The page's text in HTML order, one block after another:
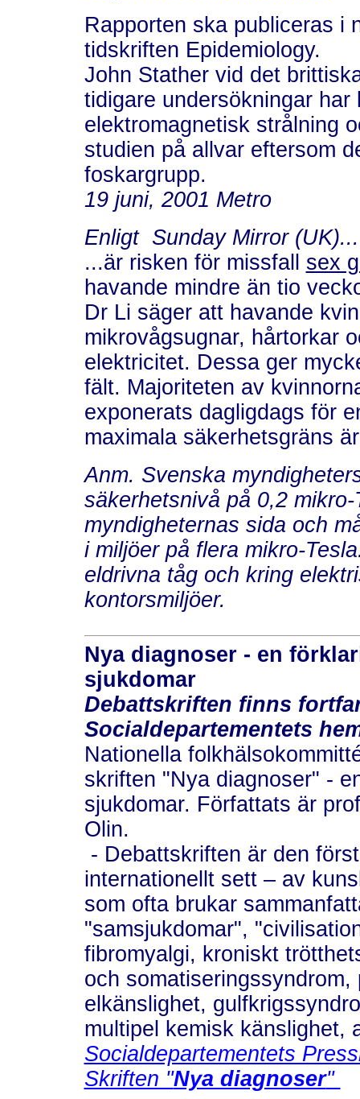
Rapporten ska publiceras i
tidskriften Epidemiology.
John Stather vid det
tidigare undersökningar
elektromagnetisk strålning
studien på allvar eftersom
foskargrupp.
19 juni, 2001 Metro
Enligt Sunday Mirror
...är risken för missfall sex
havande mindre än tio
Dr Li säger att havande
mikrovågsugnar, hårtorkar
elektricitet. Dessa ger
fält. Majoriteten av
exponerats dagligdags för
maximala säkerhetsgräns
Anm. Svenska
säkerhetsnivå på 0,2
myndigheternas sida och
i miljöer på flera mikro-
eldrivna tåg och kring
kontorsmiljöer.
Nya diagnoser - en
sjukdomar
Debattskriften finns
Socialdepartementets
Nationella
skriften "Nya diagnoser" -
sjukdomar. Författats är
Olin.
- Debattskriften är den
internationellt sett – av
som ofta brukar
"samsjukdomar",
fibromyalgi, kroniskt
och
elkänslighet,
multipel kemisk känslighet,
Socialdepartementets
Skriften "Nya diagnoser"